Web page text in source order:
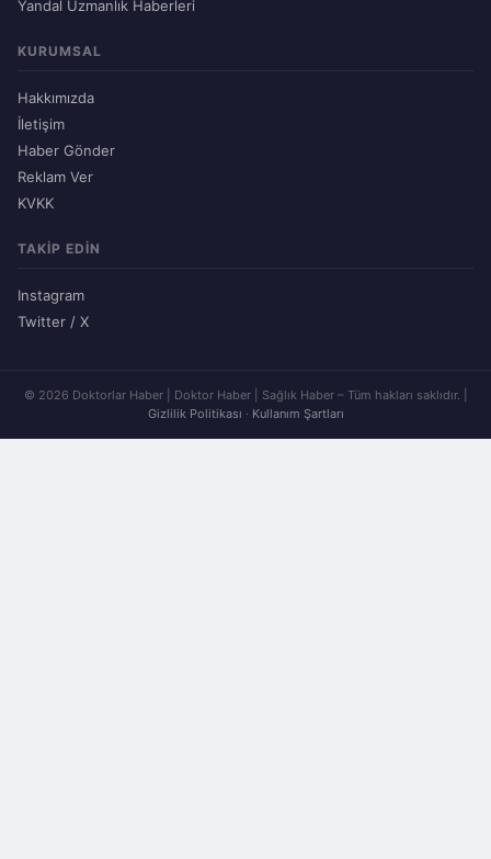
Yandal Uzmanlık Haberleri
KURUMSAL
Hakkımızda
İletişim
Haber Gönder
Reklam Ver
KVKK
TAKIP EDIN
Instagram
Twitter / X
© 2026 Doktorlar Haber | Doktor Haber | Sağlık Haber – Tüm hakları saklıdır. |
Gizlilik Politikası · Kullanım Şartları